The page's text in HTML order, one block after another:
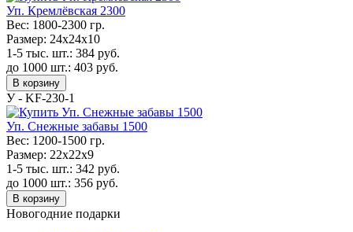
Уп. Кремлёвская 2300
Вес: 1800-2300 гр.
Размер: 24х24х10
1-5 тыс. шт.: 384 руб.
до 1000 шт.: 403 руб.
В корзину
У - KF-230-1
Уп. Снежные забавы 1500
Вес: 1200-1500 гр.
Размер: 22х22х9
1-5 тыс. шт.: 342 руб.
до 1000 шт.: 356 руб.
В корзину
Новогодние подарки